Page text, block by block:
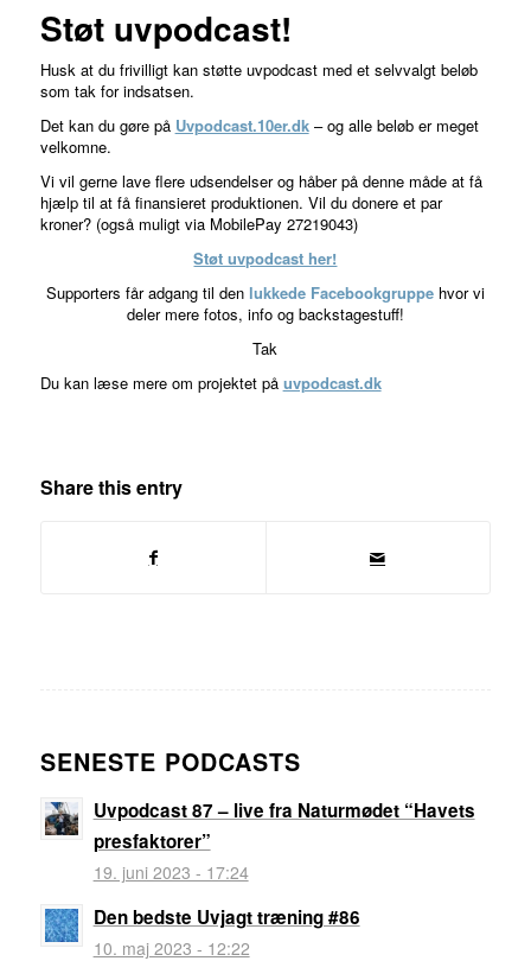
Støt uvpodcast!
Husk at du frivilligt kan støtte uvpodcast med et selvvalgt beløb
som tak for indsatsen.
Det kan du gøre på Uvpodcast.10er.dk– og alle beløb er meget
velkomne.
Vi vil gerne lave flere udsendelser og håber på denne måde at få
hjælp til at få finansieret produktionen. Vil du donere et par
kroner? (også muligt via MobilePay 27219043)
Støt uvpodcast her!
Supporters får adgang til den lukkede Facebookgruppehvor vi
deler mere fotos, info og backstagestuff!
Tak
Du kan læse mere om projektet på uvpodcast.dk
Share this entry
SENESTE PODCASTS
Uvpodcast 87 – live fra Naturmødet “Havets
presfaktorer”
19. juni 2023 - 17:24
Den bedste Uvjagt træning #86
10. maj 2023 - 12:22